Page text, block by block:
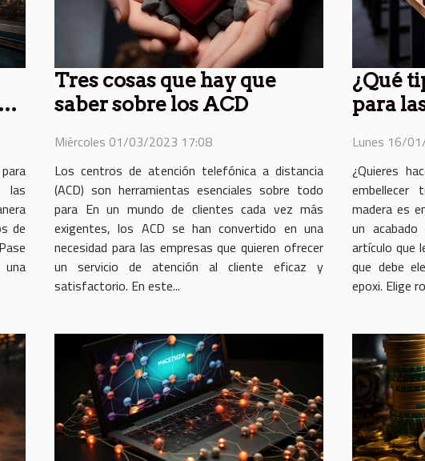
las
de
Tres cosas que hay que
saber sobre los ACD
Miércoles 01/03/2023 17:08
Los centros de atención telefónica a distancia
(ACD) son herramientas esenciales sobre todo
para En un mundo de clientes cada vez más
exigentes, los ACD se han convertido en una
necesidad para las empresas que quieren ofrecer
un servicio de atención al cliente eficaz y
satisfactorio. En este...
¿Qué
para
Lunes 16/
¿Quieres
madera es
un
artículo que
que debe
epoxi. Elige